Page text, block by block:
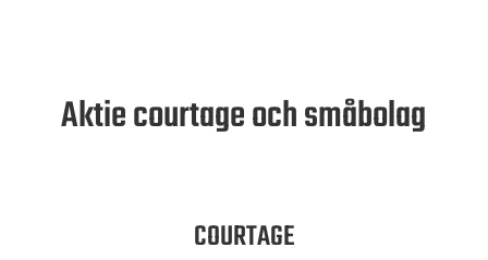
Aktie courtage och småbolag
COURTAGE